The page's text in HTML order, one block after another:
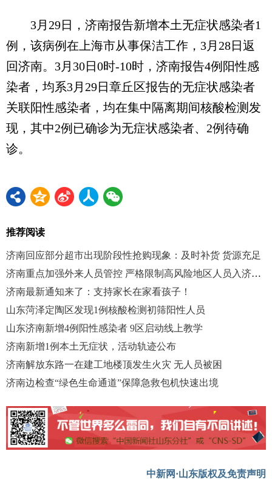
3月29日，济南报告新增本土无症状感染者1
例，该病例在上海市从事保洁工作，3月28日返
回济南。3月30日0时-10时，济南报告4例阳性感
染者，均系3月29日章丘区报告的无症状感染者
关联阳性感染者，均在集中隔离期间核酸检测发
现，其中2例已确诊为无症状感染者、2例待确
诊。
推荐阅读
济南回应部分超市出现阶段性抢购现象：及时补货 货源充足
济南重点加强外来人员管控 严格限制高风险地区人员入济返济
济南最新通知来了：支持家长在家看孩子！
山东菏泽定陶区发现1例核酸检测初筛阳性人员
山东济南新增4例阳性感染者 9区启动线上教学
济南新增1例本土无症状，活动轨迹公布
济南解放东路一在建工地楼顶发生火灾 无人员被困
济南边检查“绿色生命通道”保障急救包机快速出境
中新网·山东版权及免责声明